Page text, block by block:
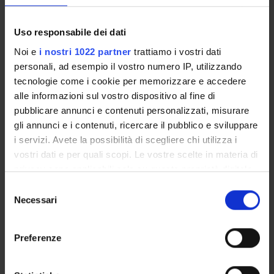
Uso responsabile dei dati
Noi e i nostri 1022 partner trattiamo i vostri dati
personali, ad esempio il vostro numero IP, utilizzando
tecnologie come i cookie per memorizzare e accedere
alle informazioni sul vostro dispositivo al fine di
pubblicare annunci e contenuti personalizzati, misurare
gli annunci e i contenuti, ricercare il pubblico e sviluppare
i servizi. Avete la possibilità di scegliere chi utilizza i
vostri dati e per quali scopi. Le vostre scelte in materia di
privacy sono applicabili solo su questa proprietà digitale
modificare o revocare il proprio consenso in qualsiasi
momento dalla Dichiarazione sui cookie o facendo clic
delNecessari
Preferenze
Sustainable Development Goals - SDGs
Questa iniziativa contribuisce al perseguimento degli
Obiettivi di Sviluppo Sostenibile dell'Agenda 2030
dell'ONU.
Maggiori informazioni suwww.univr.it/sostenibilita
ORGANIZZAZIONE